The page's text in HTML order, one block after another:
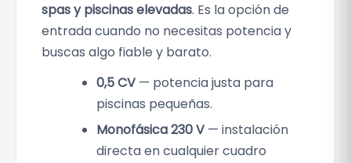
spas y piscinas elevadas. Es la opción de
entrada cuando no necesitas potencia y
buscas algo fiable y barato.
0,5 CV — potencia justa para
piscinas pequeñas.
Monofásica 230 V — instalación
directa en cualquier cuadro